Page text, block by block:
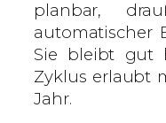
planbar,
automatischer
Sie bleibt gut
Zyklus erlaubt
Jahr.